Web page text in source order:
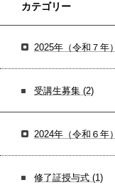
カテゴリー
2025年（令和７年
受講生募集 (2)
2024年（令和６年
修了証授与式 (1)